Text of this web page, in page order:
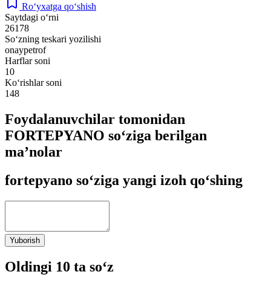
Ro‘yxatga qo‘shish
Saytdagi o‘rni
26178
So‘zning teskari yozilishi
onaypetrof
Harflar soni
10
Ko‘rishlar soni
148
Foydalanuvchilar tomonidan
FORTEPYANO so‘ziga berilgan
ma’nolar
fortepyano so‘ziga yangi izoh qo‘shing
Yuborish
Oldingi 10 ta so‘z